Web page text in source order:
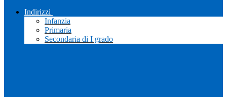
Indirizzi
Infanzia
Primaria
Secondaria di I grado